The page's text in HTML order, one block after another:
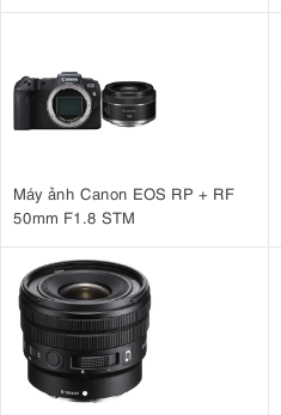
Máy ảnh Canon EOS RP + RF
50mm F1.8 STM